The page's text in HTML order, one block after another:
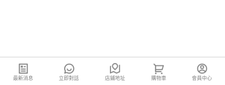
最新消息 立即對話 店鋪地址 購物車 會員中心